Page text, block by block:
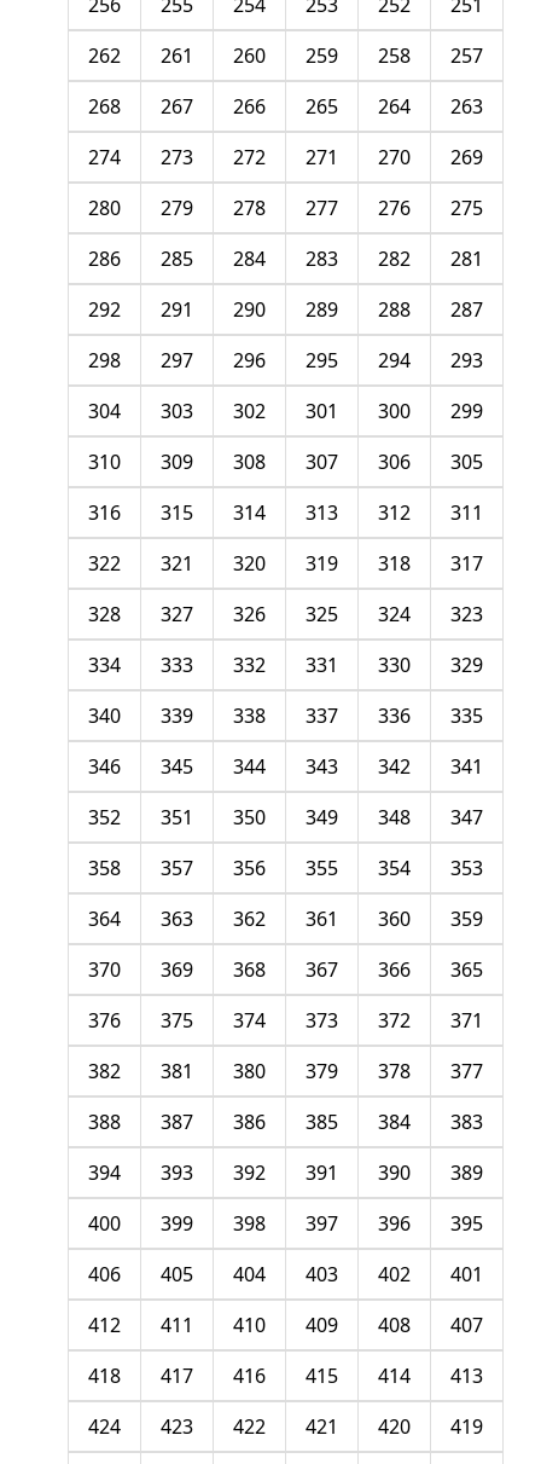
257
258
259
260
261
262
263
264
265
266
267
268
269
270
271
272
273
274
275
276
277
278
279
280
281
282
283
284
285
286
287
288
289
290
291
292
293
294
295
296
297
298
299
300
301
302
303
304
305
306
307
308
309
310
311
312
313
314
315
316
317
318
319
320
321
322
323
324
325
326
327
328
329
330
331
332
333
334
335
336
337
338
339
340
341
342
343
344
345
346
347
348
349
350
351
352
353
354
355
356
357
358
359
360
361
362
363
364
365
366
367
368
369
370
371
372
373
374
375
376
377
378
379
380
381
382
383
384
385
386
387
388
389
390
391
392
393
394
395
396
397
398
399
400
401
402
403
404
405
406
407
408
409
410
411
412
413
414
415
416
417
418
419
420
421
422
423
424